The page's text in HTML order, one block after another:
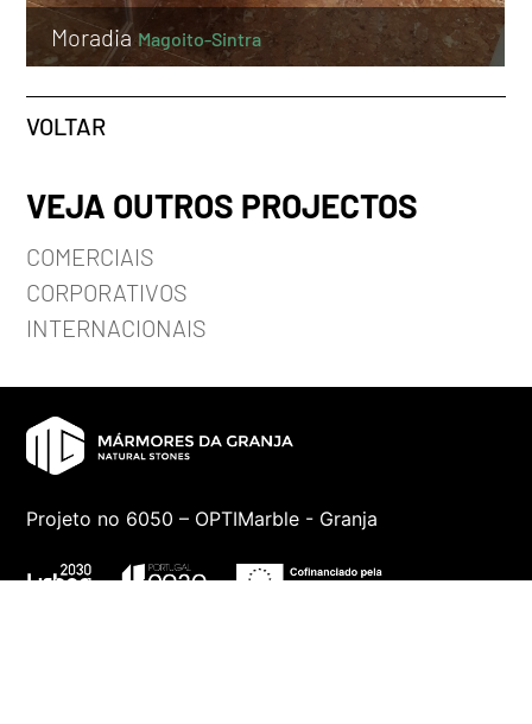
Moradia Magoito-Sintra
VOLTAR
VEJA OUTROS PROJECTOS
COMERCIAIS
CORPORATIVOS
INTERNACIONAIS
Projeto no 6050 – OPTIMarble - Granja